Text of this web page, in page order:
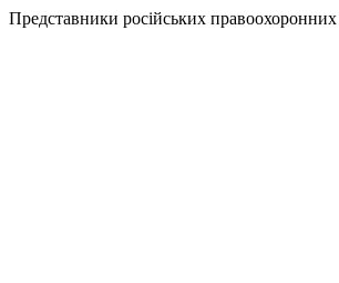
Представники російських